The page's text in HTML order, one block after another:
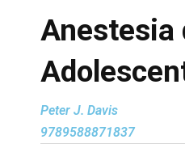
Anestesia
Peter J. Davis
9789588871837